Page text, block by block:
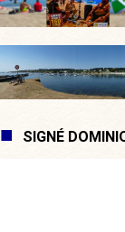
SIGNÉ